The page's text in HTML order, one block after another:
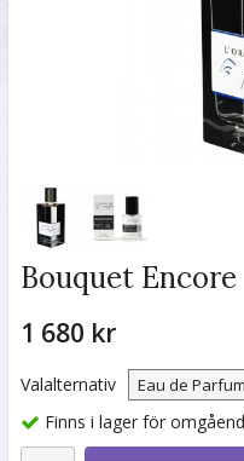
Bouquet Encore
1 680 kr
Valalternativ
Finns i lager för